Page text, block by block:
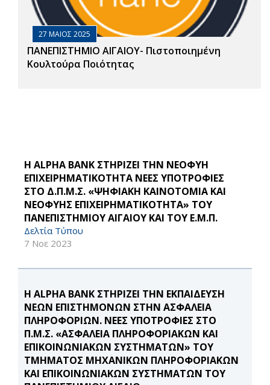
27 ΜΑΙΟΣ 2025
ΠΑΝΕΠΙΣΤΗΜΙΟ ΑΙΓΑΙΟΥ- Πιστοποιημένη
Κουλτούρα Ποιότητας
Η ALPHA BANK ΣΤΗΡΙΖΕΙ ΤΗΝ ΝΕΟΦΥΗ
ΕΠΙΧΕΙΡΗΜΑΤΙΚΟΤΗΤΑ ΝΕΕΣ ΥΠΟΤΡΟΦΙΕΣ
ΣΤΟ Δ.Π.Μ.Σ. «ΨΗΦΙΑΚΗ ΚΑΙΝΟΤΟΜΙΑ ΚΑΙ
ΝΕΟΦΥΗΣ ΕΠΙΧΕΙΡΗΜΑΤΙΚΟΤΗΤΑ» ΤΟΥ
ΠΑΝΕΠΙΣΤΗΜΙΟΥ ΑΙΓΑΙΟΥ ΚΑΙ ΤΟΥ Ε.Μ.Π.
Δελτία Τύπου
7 Νοε 2023
Η ALPHA BANK ΣΤΗΡΙΖΕΙ ΤΗΝ ΕΚΠΑΙΔΕΥΣΗ
ΝΕΩΝ ΕΠΙΣΤΗΜΟΝΩΝ ΣΤΗΝ ΑΣΦΑΛΕΙΑ
ΠΛΗΡΟΦΟΡΙΩΝ. ΝΕΕΣ ΥΠΟΤΡΟΦΙΕΣ ΣΤΟ
Π.Μ.Σ. «ΑΣΦΑΛΕΙΑ ΠΛΗΡΟΦΟΡΙΑΚΩΝ ΚΑΙ
ΕΠΙΚΟΙΝΩΝΙΑΚΩΝ ΣΥΣΤΗΜΑΤΩΝ» ΤΟΥ
ΤΜΗΜΑΤΟΣ ΜΗΧΑΝΙΚΩΝ ΠΛΗΡΟΦΟΡΙΑΚΩΝ
ΚΑΙ ΕΠΙΚΟΙΝΩΝΙΑΚΩΝ ΣΥΣΤΗΜΑΤΩΝ ΤΟΥ